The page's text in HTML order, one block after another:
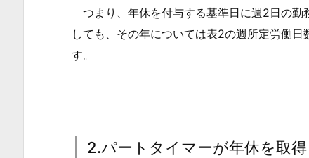
際
に
額
つまり、年休を付与する基準日に週2日の勤
しても、その年については表2の週所定労働
す。
2.パートタイマーが年休を取